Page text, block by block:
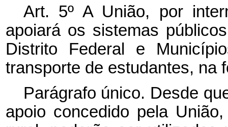
Art. 5º A União, por
apoiará os sistemas
Distrito Federal e
transporte de estudantes, na
Parágrafo único. Desde
apoio concedido pela